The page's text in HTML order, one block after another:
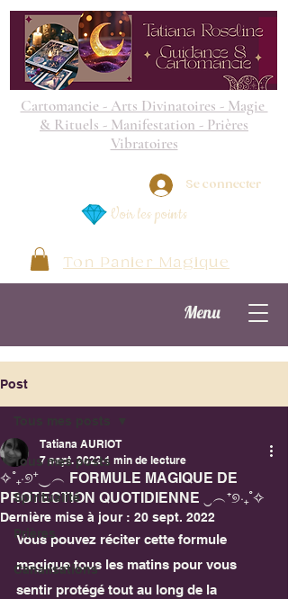
Cartomancie - Arts Divinatoires - Magie
& Rituels - Manifestation - Prières
Vibratoires
Menu
Ton Panier Magique
Se connecter
Voir les points
Post
Tous mes posts
Spiritualité
Prières
Canalisations
✧˚₊‧୭⁺‿︵ FORMULE MAGIQUE DE
PROTECTION QUOTIDIENNE ‿︵⁺୭‧₊˚✧
Tatiana AURIOT
7 sept. 2022 1 min de lecture
Dernière mise à jour : 20 sept. 2022
Vous pouvez réciter cette formule
magique tous les matins pour vous
sentir protégé tout au long de la